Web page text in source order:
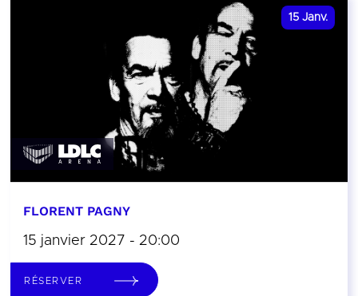
15 Janv.
FLORENT PAGNY
15 janvier 2027 - 20:00
RÉSERVER